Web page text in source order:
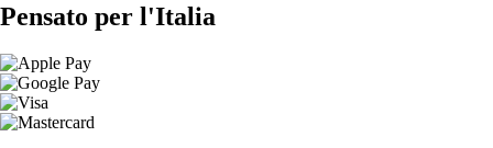
Pensato per l'Italia